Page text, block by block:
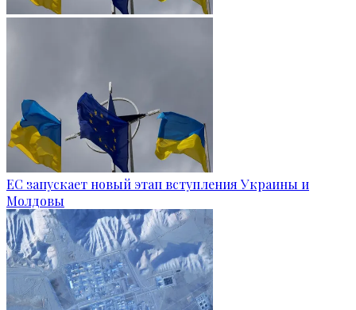
ЕС запускает новый этап вступления Украины и
Молдовы